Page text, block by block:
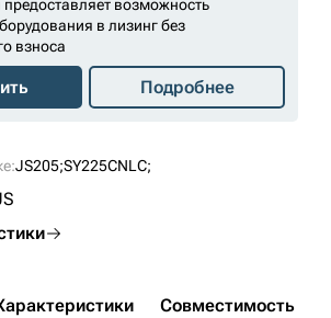
JS205;SY225CNLC;
возможность
в лизинг без
взноса
Подробнее
Совместимость